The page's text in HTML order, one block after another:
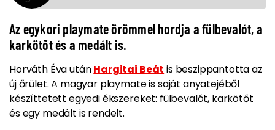
Az egykori playmate örömmel hordja a fülbevalót, a
karkötõt és a medált is.
Horváth Éva utánHargitai Beát is beszippantotta az
új őrület.A magyar playmate is saját anyatejéből
készíttetett egyedi ékszereket: fülbevalót, karkötőt
és egy medált is rendelt.